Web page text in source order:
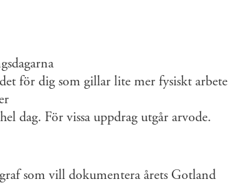
för dig som gillar lite mer fysiskt arbete
dag. För vissa uppdrag utgår arvode.
som vill dokumentera årets Gotland